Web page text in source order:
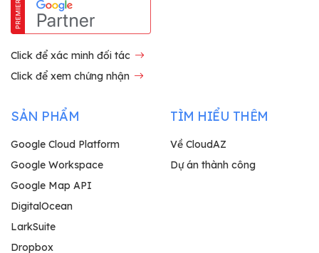
Click để xác minh đối tác
Click để xem chứng nhận
SẢN PHẨM
Google Cloud Platform
Google Workspace
Google Map API
DigitalOcean
LarkSuite
Dropbox
TÌM HIỂU THÊM
Về CloudAZ
Dự án thành công